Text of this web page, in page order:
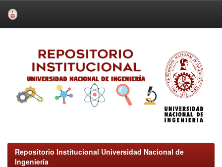
Repositorio Institucional Universidad Nacional de
Ingeniería